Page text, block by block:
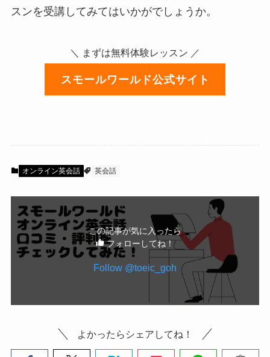
スンを受講してみてはいかがでしょうか。
＼ まずは無料体験レッスン ／
スモールワールド公式サイト
オンライン英会話 英会話
この記事が気に入ったら
フォローしてね！
Follow @toeic_goh
よかったらシェアしてね！